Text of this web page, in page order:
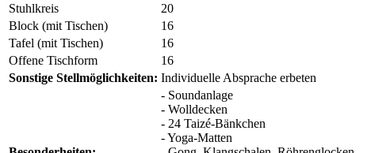
Stuhlkreis
20
Block (mit Tischen)
16
Tafel (mit Tischen)
16
Offene Tischform
16
Sonstige Stellmöglichkeiten: Individuelle Absprache erbeten
- Soundanlage
- Wolldecken
- 24 Taizé-Bänkchen
- Yoga-Matten